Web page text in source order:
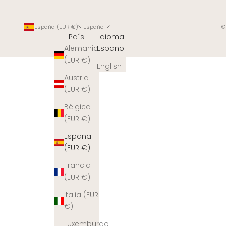
España (EUR €)
País
Alemania
(EUR €)
Austria
(EUR €)
Bélgica
(EUR €)
España
(EUR €)
Francia
(EUR €)
Italia (EUR
€)
Español
Idioma
Español
English